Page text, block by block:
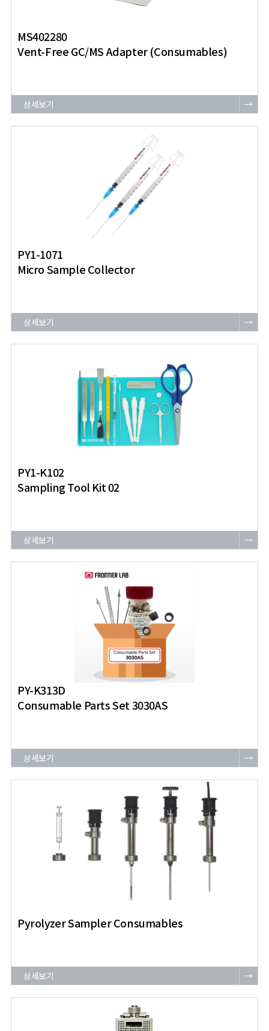
MS402280
Vent-Free GC/MS Adapter (Consumables)
상세보기 →
PY1-1071
Micro Sample Collector
상세보기 →
PY1-K102
Sampling Tool Kit 02
상세보기 →
PY-K313D
Consumable Parts Set 3030AS
상세보기 →
Pyrolyzer Sampler Consumables
상세보기 →